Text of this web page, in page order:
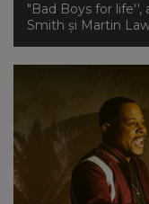
"Bad Boys for life'',
Smith şi Martin